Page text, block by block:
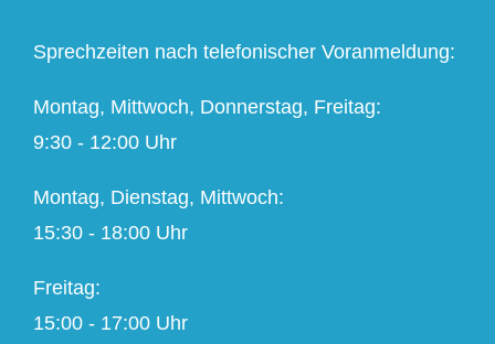
Sprechzeiten nach telefonischer Voranmeldung:
Montag, Mittwoch, Donnerstag, Freitag:
9:30 - 12:00 Uhr
Montag, Dienstag, Mittwoch:
15:30 - 18:00 Uhr
Freitag:
15:00 - 17:00 Uhr